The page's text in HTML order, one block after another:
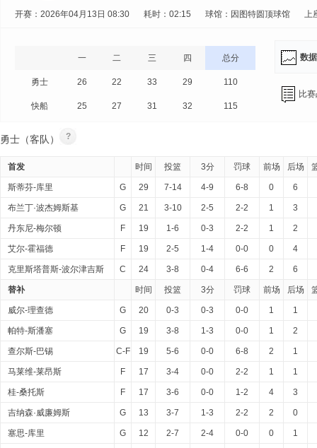
开赛：2026年04月13日 08:30
耗时：02:15 球馆：因图特圆顶球馆 上
一 二 三 四 总分
勇士 26 22 33 29 110
快船 25 27 31 32 115
数
比
勇士（客队） ?
首发 时间 投篮 3分 罚球 前场 后场
斯蒂芬-库里 G 29 7-14 4-9 6-8 0 6
布兰丁·波杰姆斯基 G 21 3-10 2-5 2-2 1 3
丹东尼-梅尔顿 F 19 1-6 0-3 2-2 1 2
艾尔-霍福德 F 19 2-5 1-4 0-0 0 4
克里斯塔普斯-波尔津吉斯 C 24 3-8 0-4 6-6 2 6
替补 时间 投篮 3分 罚球 前场 后场
威尔-理查德 G 20 0-3 0-3 0-0 1 1
帕特-斯潘塞 G 19 3-8 1-3 0-0 1 2
查尔斯-巴锡 C-F 19 5-6 0-0 6-8 2 1
马莱维-莱昂斯 F 17 3-4 0-0 2-2 1 1
桂-桑托斯 F 17 3-6 0-0 1-2 4 3
吉纳森·威廉姆斯 G 13 3-7 1-3 2-2 2 0
塞思-库里 G 12 2-7 2-4 0-0 0 1